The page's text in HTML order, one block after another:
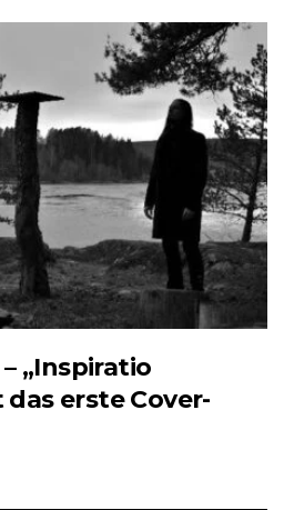
– „Inspiratio
erste Cover-